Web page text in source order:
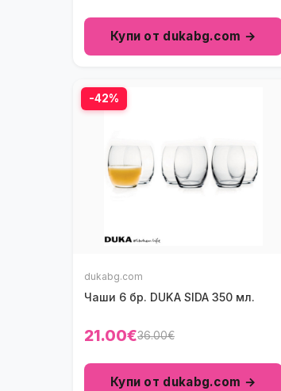
Купи от dukabg.com →
-42%
dukabg.com
Чаши 6 бр. DUKA SIDA 350 мл.
21.00€36.00€
Купи от dukabg.com →